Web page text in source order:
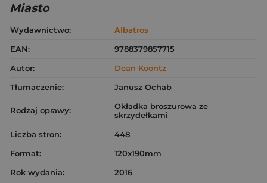
Miasto
Wydawnictwo:
Albatros
EAN:
9788379857715
Autor:
Dean Koontz
Tłumaczenie:
Janusz Ochab
Rodzaj oprawy:
Okładka broszurowa ze
skrzydełkami
Liczba stron:
448
Format:
120x190mm
Rok wydania:
2016